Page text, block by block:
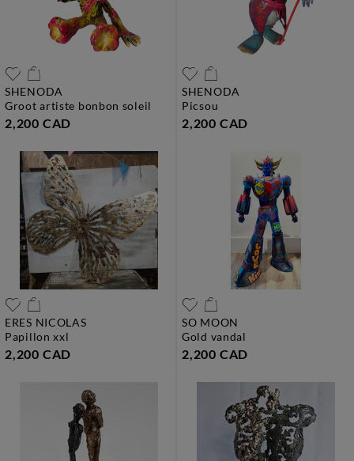
SHENODA
groot artiste bonbon soleil
2,200 CAD
SHENODA
picsou
2,200 CAD
ERES NICOLAS
papillon xxl
2,200 CAD
SO MOON
gold vandal
2,200 CAD